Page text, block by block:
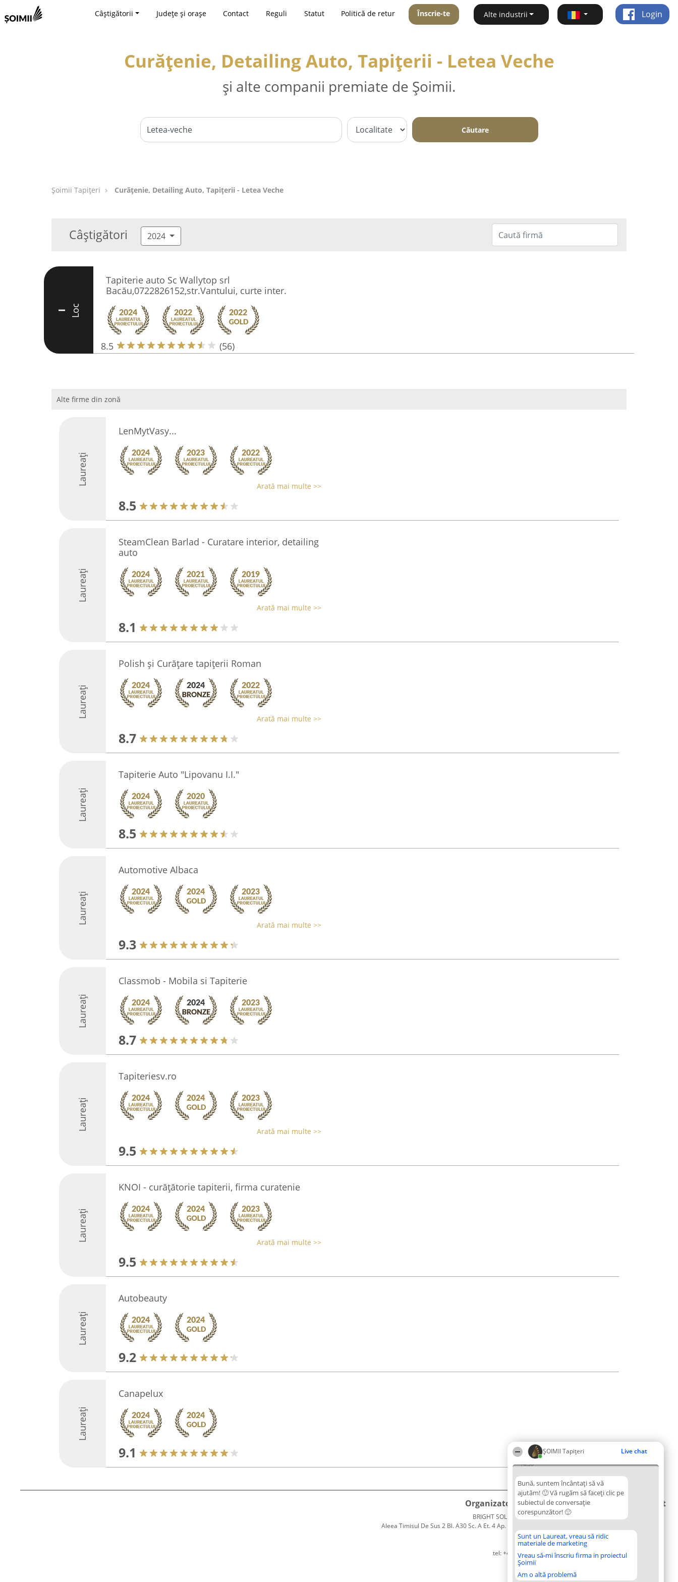
ȘOIMII Tapițeri Live chat
14:50
Bună, suntem încântați să vă
ajutăm! 🙂 Vă rugăm să faceți clic pe
subiectul de conversație
corespunzător! 🙂
Sunt un Laureat, vreau să ridic
materiale de marketing
Vreau să-mi înscriu firma in proiectul
Șoimii
Am o altă problemă
Câștigătorii Județe și orașe Contact Reguli Statut Politică de retur Înscrie-te Alte industrii Login
Curățenie, Detailing Auto, Tapițerii - Letea Veche
și alte companii premiate de Șoimii.
Căutare
Șoimii Tapițeri Curățenie, Detailing Auto, Tapițerii - Letea Veche
Câștigători 2024
I Loc
Tapiterie auto Sc Wallytop srl
Bacău,0722826152,str.Vantului, curte inter.
8.5 (56)
Alte firme din zonă
Laureați
LenMytVasy...
Arată mai multe >>
8.5
Laureați
SteamClean Barlad - Curatare interior, detailing
auto
Arată mai multe >>
8.1
Laureați
Polish și Curățare tapițerii Roman
Arată mai multe >>
8.7
Laureați
Tapiterie Auto "Lipovanu I.I."
8.5
Laureați
Automotive Albaca
Arată mai multe >>
9.3
Laureați
Classmob - Mobila si Tapiterie
8.7
Laureați
Tapiteriesv.ro
Arată mai multe >>
9.5
Laureați
KNOI - curățătorie tapiterii, firma curatenie
Arată mai multe >>
9.5
Laureați
Autobeauty
9.2
Laureați
Canapelux
9.1
Organizator Ranking
BRIGHT SOLUTIONS BR SRL
Aleea Timisul De Sus 2 Bl. A30 Sc. A Et. 4 Ap. 13 Cod 061952
București
CUI 36737675
tel: +40 770 990 492
Plebiscyt
Tuturor
Laureaților
Reguli
confidențialitate
Contact